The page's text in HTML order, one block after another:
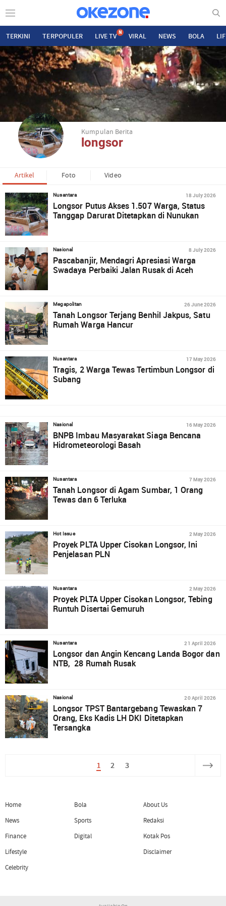
TERKINI TERPOPULER LIVE TV N VIRAL NEWS BOLA
Kumpulan Berita
longsor
Artikel Foto Video
Nusantara 18 July 2026
Longsor Putus Akses 1.507 Warga, Status
Tanggap Darurat Ditetapkan di Nunukan
Nasional 8 July 2026
Pascabanjir, Mendagri Apresiasi Warga
Swadaya Perbaiki Jalan Rusak di Aceh
Megapolitan 26 June 2026
Tanah Longsor Terjang Benhil Jakpus, Satu
Rumah Warga Hancur
Nusantara 17 May 2026
Tragis, 2 Warga Tewas Tertimbun Longsor di
Subang
Nasional 16 May 2026
BNPB Imbau Masyarakat Siaga Bencana
Hidrometeorologi Basah
Nusantara 7 May 2026
Tanah Longsor di Agam Sumbar, 1 Orang
Tewas dan 6 Terluka
Hot Issue 2 May 2026
Proyek PLTA Upper Cisokan Longsor, Ini
Penjelasan PLN
Nusantara 2 May 2026
Proyek PLTA Upper Cisokan Longsor, Tebing
Runtuh Disertai Gemuruh
Nusantara 21 April 2026
Longsor dan Angin Kencang Landa Bogor dan
NTB, 28 Rumah Rusak
Nasional 20 April 2026
Longsor TPST Bantargebang Tewaskan 7
Orang, Eks Kadis LH DKI Ditetapkan
Tersangka
1 2 3
Home
News
Finance
Lifestyle
Celebrity
Bola
Sports
Digital
About Us
Redaksi
Kotak Pos
Disclaimer